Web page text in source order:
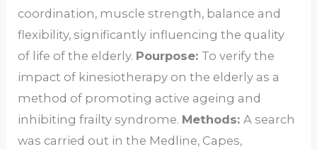
coordination, muscle strength, balance and
flexibility, significantly influencing the quality
of life of the elderly. Pourpose: To verify the
impact of kinesiotherapy on the elderly as a
method of promoting active ageing and
inhibiting frailty syndrome. Methods:A search
was carried out in the Medline, Capes,